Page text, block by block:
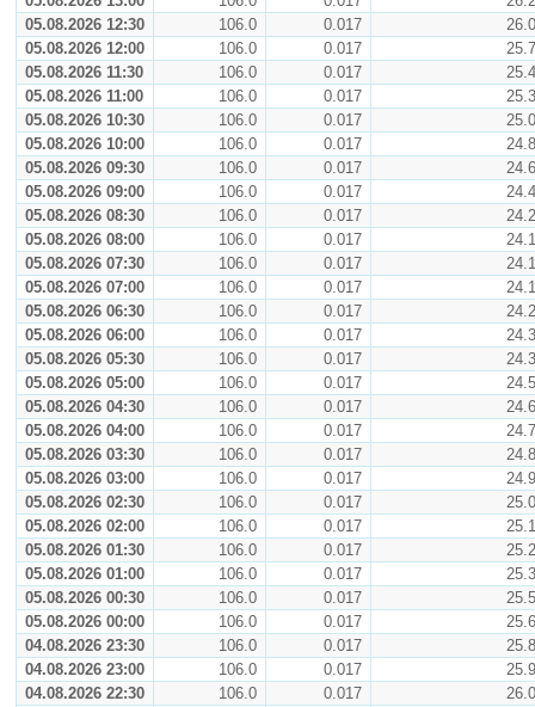
05.08.2026 12:30
106.0 0.017
26.0
05.08.2026 12:00
106.0 0.017
25.7
05.08.2026 11:30
106.0 0.017
25.4
05.08.2026 11:00
106.0 0.017
25.3
05.08.2026 10:30
106.0 0.017
25.0
05.08.2026 10:00
106.0 0.017
24.8
05.08.2026 09:30
106.0 0.017
24.6
05.08.2026 09:00
106.0 0.017
24.4
05.08.2026 08:30
106.0 0.017
24.2
05.08.2026 08:00
106.0 0.017
24.1
05.08.2026 07:30
106.0 0.017
24.1
05.08.2026 07:00
106.0 0.017
24.1
05.08.2026 06:30
106.0 0.017
24.2
05.08.2026 06:00
106.0 0.017
24.3
05.08.2026 05:30
106.0 0.017
24.3
05.08.2026 05:00
106.0 0.017
24.5
05.08.2026 04:30
106.0 0.017
24.6
05.08.2026 04:00
106.0 0.017
24.7
05.08.2026 03:30
106.0 0.017
24.8
05.08.2026 03:00
106.0 0.017
24.9
05.08.2026 02:30
106.0 0.017
25.0
05.08.2026 02:00
106.0 0.017
25.1
05.08.2026 01:30
106.0 0.017
25.2
05.08.2026 01:00
106.0 0.017
25.3
05.08.2026 00:30
106.0 0.017
25.5
05.08.2026 00:00
106.0 0.017
25.6
04.08.2026 23:30
106.0 0.017
25.8
04.08.2026 23:00
106.0 0.017
25.9
04.08.2026 22:30
106.0 0.017
26.0